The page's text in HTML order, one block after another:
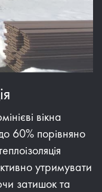
вікна
60% порівняно
утримувати
затишок та